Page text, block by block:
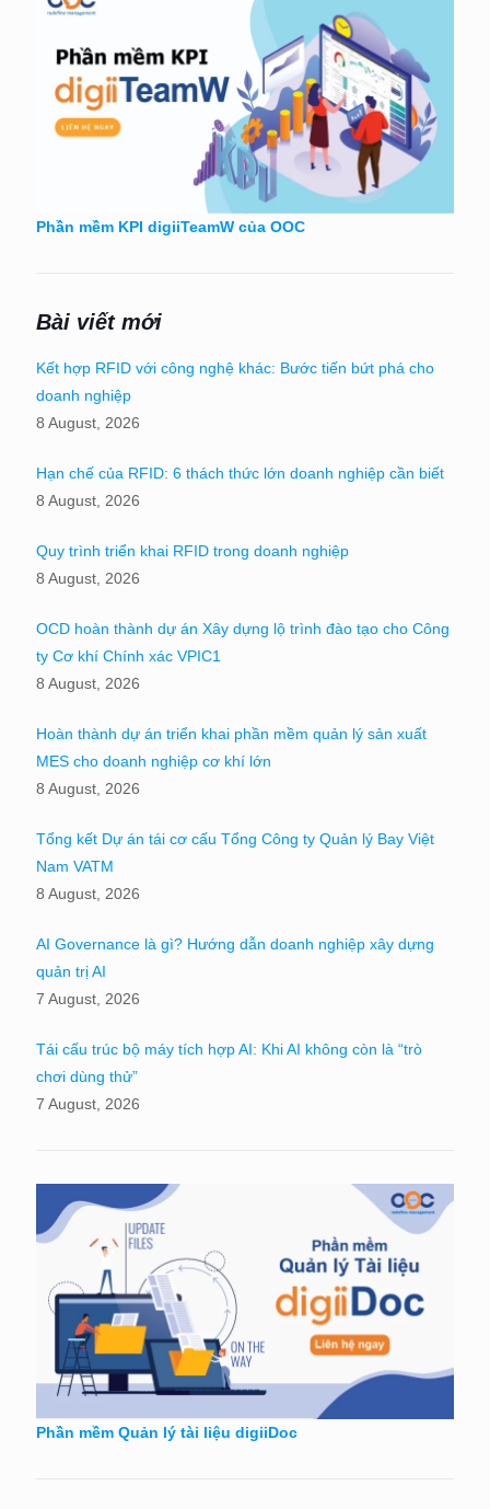
Phần mềm KPI digiiTeamW của OOC
Bài viết mới
Kết hợp RFID với công nghệ khác: Bước tiến bứt phá cho
doanh nghiệp
8 August, 2026
Hạn chế của RFID: 6 thách thức lớn doanh nghiệp cần biết
8 August, 2026
Quy trình triển khai RFID trong doanh nghiệp
8 August, 2026
OCD hoàn thành dự án Xây dựng lộ trình đào tạo cho Công
ty Cơ khí Chính xác VPIC1
8 August, 2026
Hoàn thành dự án triển khai phần mềm quản lý sản xuất
MES cho doanh nghiệp cơ khí lớn
8 August, 2026
Tổng kết Dự án tái cơ cấu Tổng Công ty Quản lý Bay Việt
Nam VATM
8 August, 2026
AI Governance là gì? Hướng dẫn doanh nghiệp xây dựng
quản trị AI
7 August, 2026
Tái cấu trúc bộ máy tích hợp AI: Khi AI không còn là “trò
chơi dùng thử”
7 August, 2026
Phần mềm Quản lý tài liệu digiiDoc